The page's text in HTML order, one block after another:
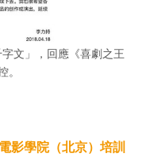
文」，回應《喜劇之王
。
影學院（北京）培訓